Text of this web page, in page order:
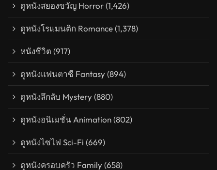
ดูหนังสยองขวัญ Horror(1,426)
ดูหนังโรแมนติก Romance(1,378)
หนังชีวิต (917)
ดูหนังแฟนตาซี Fantasy(894)
ดูหนังลึกลับ Mystery(880)
ดูหนังอนิเมชั่น Animation(802)
ดูหนังไซไฟ Sci-Fi (669)
ดูหนังครอบครัว Family(658)